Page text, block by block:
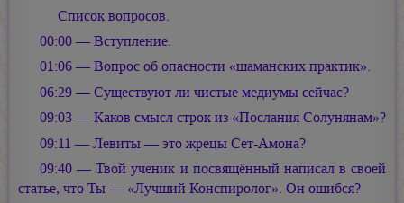
Список вопросов.
00:00 — Вступление.
01:06 — Вопрос об опасности «шаманских практик».
06:29 — Существуют ли чистые медиумы сейчас?
09:03 — Каков смысл строк из «Послания Солунянам»?
09:11 — Левиты — это жрецы Сет-Амона?
09:40 — Твой ученик и посвящённый написал в своей
статье, что Ты — «Лучший Конспиролог». Он ошибся?